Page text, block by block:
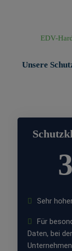
EDV-
Unsere
3
Sehr
Für
Daten, bei